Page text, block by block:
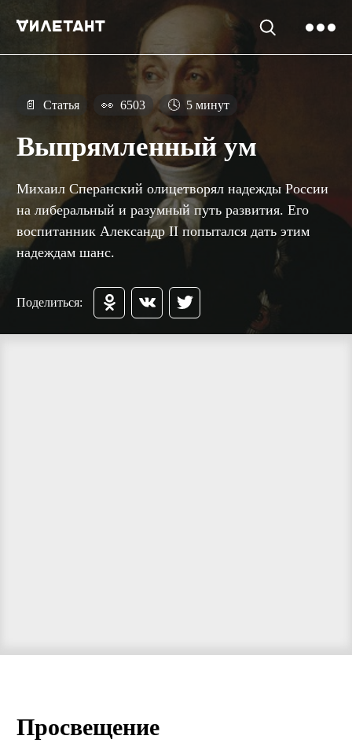
📄 Статья 👀 6503 🕓 5 минут
Выпрямленный ум
Михаил Сперанский олицетворял надежды России
на либеральный и разумный путь развития. Его
воспитанник Александр II попытался дать этим
надеждам шанс.
Поделиться:
Просвещение